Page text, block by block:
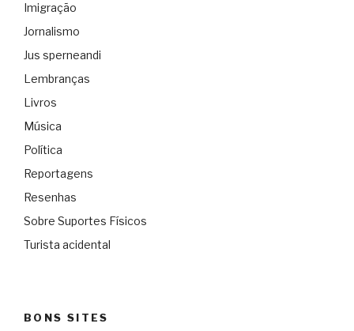
Imigração
Jornalismo
Jus sperneandi
Lembranças
Livros
Música
Política
Reportagens
Resenhas
Sobre Suportes Físicos
Turista acidental
BONS SITES